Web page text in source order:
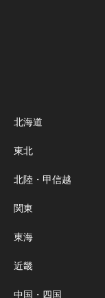
北海道
東北
北陸・甲信越
関東
東海
近畿
中国・四国